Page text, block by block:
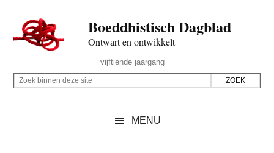
naar
de
inhoud
secondary
naar
de
sidebar
naar
de
Boeddhistisch Dagblad
Ontwart en ontwikkelt
Rechts
vijftiende jaargang
Z
Z
MENU